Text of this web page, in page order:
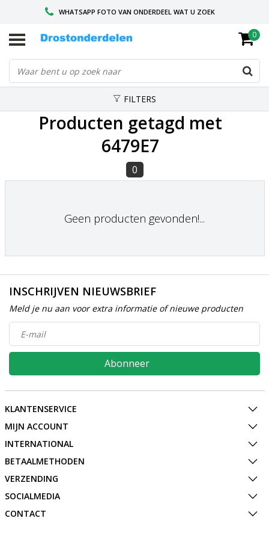
WHATSAPP FOTO VAN ONDERDEEL WAT U ZOEK
VOOR 16.00 BESTELD, VANDAAG VERZONDEN
GESPECIALISEERD PEUGEOT
0
FILTERS
Producten getagd met
6479E7
0
Geen producten gevonden!...
INSCHRIJVEN NIEUWSBRIEF
Meld je nu aan voor extra informatie of nieuwe producten
Abonneer
KLANTENSERVICE
MIJN ACCOUNT
INTERNATIONAL
BETAALMETHODEN
VERZENDING
SOCIALMEDIA
CONTACT